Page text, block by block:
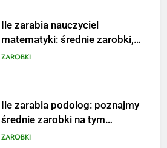
Ile zarabia nauczyciel
matematyki: średnie zarobki,
dodatki i perspektywy
ZAROBKI
Ile zarabia podolog: poznajmy
średnie zarobki na tym
stanowisku
ZAROBKI